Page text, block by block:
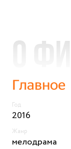
О
Главное
Год
2016
Жанр
мелодрама